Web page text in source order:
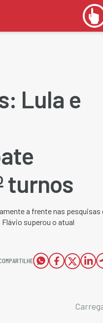
Lula e
turnos
a frente nas pesquisas
superou o atual